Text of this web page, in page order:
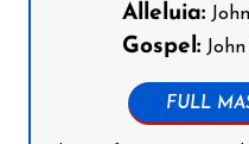
Alleluia:
Gospel:
FULL